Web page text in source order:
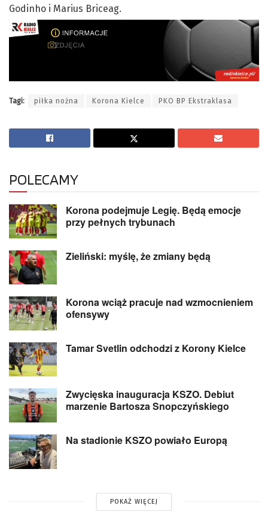
Godinho i Marius Briceag.
Tagi: piłka nożna Korona Kielce PKO BP Ekstraklasa
POLECAMY
Korona podejmuje Legię. Będą emocje
przy pełnych trybunach
Zieliński: myślę, że zmiany będą
Korona wciąż pracuje nad wzmocnieniem
ofensywy
Tamar Svetlin odchodzi z Korony Kielce
Zwycięska inauguracja KSZO. Debiut
marzenie Bartosza Snopczyńskiego
Na stadionie KSZO powiało Europą
POKAŻ WIĘCEJ